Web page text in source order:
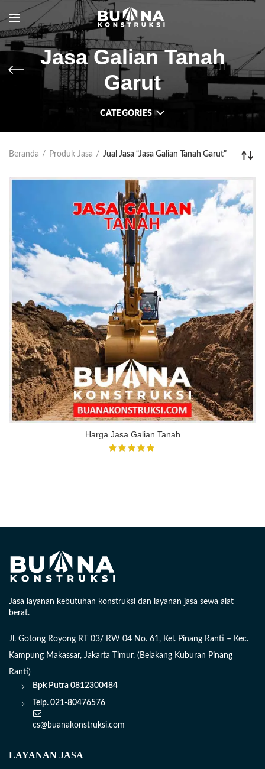
Jasa Galian Tanah
Garut
CATEGORIES
Beranda Produk Jasa Jual Jasa “Jasa Galian Tanah Garut”
Harga Jasa Galian Tanah
Jasa layanan kebutuhan konstruksi dan layanan jasa sewa alat
berat.
Jl. Gotong Royong RT 03/ RW 04 No. 61, Kel. Pinang Ranti – Kec.
Kampung Makassar, Jakarta Timur. (Belakang Kuburan Pinang
Ranti)
Bpk Putra 0812300484
Telp. 021-80476576
cs@buanakonstruksi.com
LAYANAN JASA